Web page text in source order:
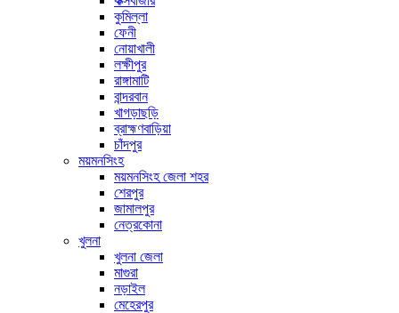
কুমিল্লা
ফেনী
নোয়াখালী
লক্ষীপুর
রাঙ্গামাটি
বান্দরবান
খাগড়াছড়ি
ব্রাহ্মণবাড়িয়া
চাঁদপুর
ময়মনসিংহ
ময়মনসিংহ জেলা শহর
শেরপুর
জামালপুর
নেত্রকোনা
খুলনা
খুলনা জেলা
মাগুরা
নড়াইল
মেহেরপুর